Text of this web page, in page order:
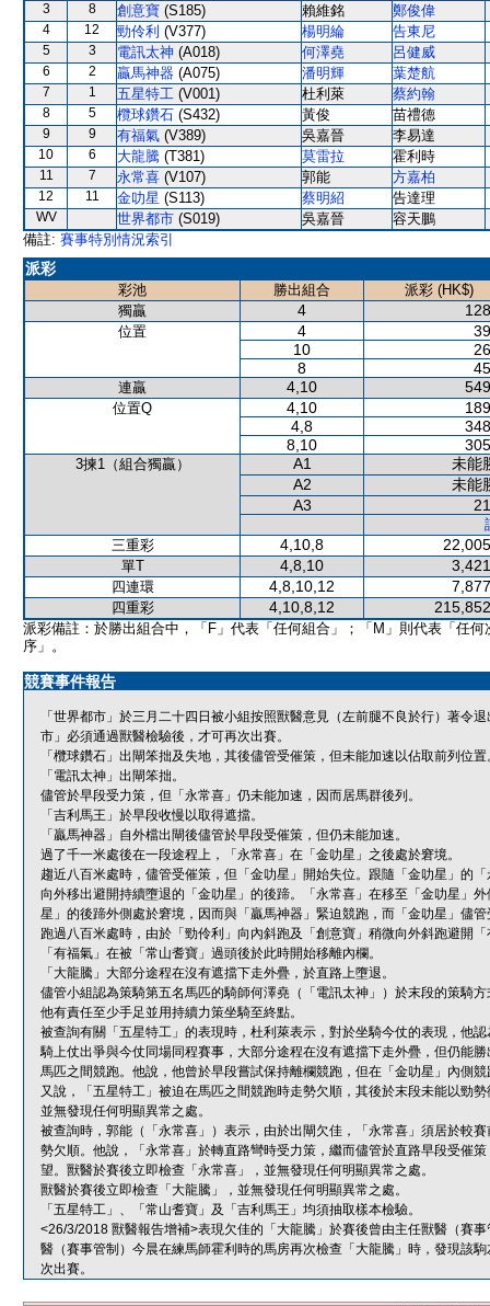
3 8 創意寶 (S185) 賴維銘 鄭俊偉
4 12 勁伶利 (V377) 楊明綸 告東尼
5 3 電訊太神 (A018) 何澤堯 呂健威
6 2 贏馬神器 (A075) 潘明輝 葉楚航
7 1 五星特工 (V001) 杜利萊 蔡約翰
8 5 欖球鑽石 (S432) 黃俊 苗禮德
9 9 有福氣 (V389) 吳嘉晉 李易達
10 6 大龍騰 (T381) 莫雷拉 霍利時
11 7 永常喜 (V107) 郭能 方嘉柏
12 11 金叻星 (S113) 蔡明紹 告達理
WV 世界都市 (S019) 吳嘉晉
容天鵬
備註: 賽事特別情況索引
派彩
彩池 勝出組合
派彩 (HK$)
獨贏
4
位置 4
10
8
連贏 4,10
位置Q 4,10
4,8
8,10
3揀1（組合獨贏） A1
未能
A2
未能
A3
三重彩
4,10,8
單T 4,8,10
四連環 4,8,10,12
四重彩 4,10,8,12
派彩備註：於勝出組合中，「F」代表「任何組合」；「M」則代表「任何
序」。
競賽事件報告
「世界都市」於三月二十四日被小組按照獸醫意見（左前腿不良於行）著令
市」必須通過獸醫檢驗後，才可再次出賽。
「欖球鑽石」出閘笨拙及失地，其後儘管受催策，但未能加速以佔取前列位置
「電訊太神」出閘笨拙。
儘管於早段受力策，但「永常喜」仍未能加速，因而居馬群後列。
「吉利馬王」於早段收慢以取得遮擋。
「贏馬神器」自外檔出閘後儘管於早段受催策，但仍未能加速。
過了千一米處後在一段途程上，「永常喜」在「金叻星」之後處於窘境。
趨近八百米處時，儘管受催策，但「金叻星」開始失位。跟隨「金叻星」的
向外移出避開持續墮退的「金叻星」的後蹄。「永常喜」在移至「金叻星」
星」的後蹄外側處於窘境，因而與「贏馬神器」緊迫競跑，而「金叻星」儘
跑過八百米處時，由於「勁伶利」向內斜跑及「創意寶」稍微向外斜跑避開
「有福氣」在被「常山耆寶」過頭後於此時開始移離內欄。
「大龍騰」大部分途程在沒有遮擋下走外疊，於直路上墮退。
儘管小組認為策騎第五名馬匹的騎師何澤堯（「電訊太神」）於末段的策騎
他有責任至少手足並用持續力策坐騎至終點。
被查詢有關「五星特工」的表現時，杜利萊表示，對於坐騎今仗的表現，他
騎上仗出爭與今仗同場同程賽事，大部分途程在沒有遮擋下走外疊，但仍能
馬匹之間競跑。他說，他曾於早段嘗試保持離欄競跑，但在「金叻星」內側
又說，「五星特工」被迫在馬匹之間競跑時走勢欠順，其後於末段未能以勁
並無發現任何明顯異常之處。
被查詢時，郭能（「永常喜」）表示，由於出閘欠佳，「永常喜」須居於較
勢欠順。他說，「永常喜」於轉直路彎時受力策，繼而儘管於直路早段受催
望。獸醫於賽後立即檢查「永常喜」，並無發現任何明顯異常之處。
獸醫於賽後立即檢查「大龍騰」，並無發現任何明顯異常之處。
「五星特工」、「常山耆寶」及「吉利馬王」均須抽取樣本檢驗。
<26/3/2018 獸醫報告增補>表現欠佳的「大龍騰」於賽後曾由主任獸醫（賽
醫（賽事管制）今晨在練馬師霍利時的馬房再次檢查「大龍騰」時，發現該
次出賽。